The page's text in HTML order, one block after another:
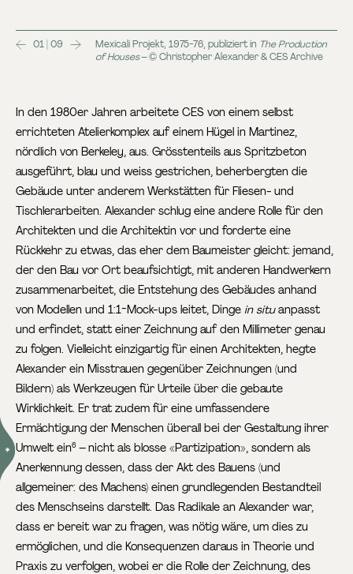
01 | 09 Mexicali Projekt, 1975-76, publiziert in The Production
of Houses– © Christopher Alexander & CES Archive
In den 1980er Jahren arbeitete CES von einem selbst
errichteten Atelierkomplex auf einem Hügel in Martinez,
nördlich von Berkeley, aus. Grösstenteils aus Spritzbeton
ausgeführt, blau und weiss gestrichen, beherbergten die
Gebäude unter anderem Werkstätten für Fliesen- und
Tischlerarbeiten. Alexander schlug eine andere Rolle für den
Architekten und die Architektin vor und forderte eine
Rückkehr zu etwas, das eher dem Baumeister gleicht: jemand,
der den Bau vor Ort beaufsichtigt, mit anderen Handwerkern
zusammenarbeitet, die Entstehung des Gebäudes anhand
von Modellen und 1:1-Mock-ups leitet, Dinge in situanpasst
und erfindet, statt einer Zeichnung auf den Millimeter genau
zu folgen. Vielleicht einzigartig für einen Architekten, hegte
Alexander ein Misstrauen gegenüber Zeichnungen (und
Bildern) als Werkzeugen für Urteile über die gebaute
Wirklichkeit. Er trat zudem für eine umfassendere
Ermächtigung der Menschen überall bei der Gestaltung ihrer
Umwelt ein6 – nicht als blosse «Partizipation», sondern als
Anerkennung dessen, dass der Akt des Bauens (und
allgemeiner: des Machens) einen grundlegenden Bestandteil
des Menschseins darstellt. Das Radikale an Alexander war,
dass er bereit war zu fragen, was nötig wäre, um dies zu
ermöglichen, und die Konsequenzen daraus in Theorie und
Praxis zu verfolgen, wobei er die Rolle der Zeichnung, des